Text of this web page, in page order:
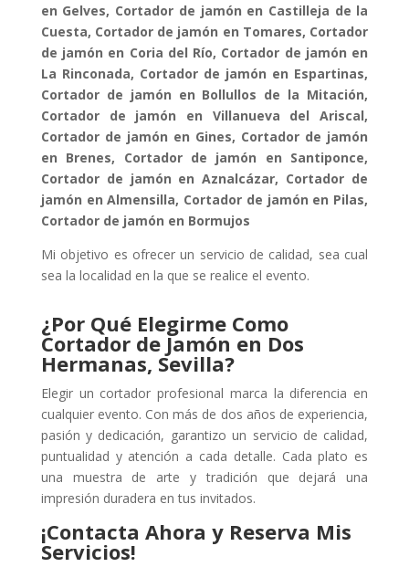
en Gelves, Cortador de jamón en Castilleja de la
Cuesta, Cortador de jamón en Tomares, Cortador
de jamón en Coria del Río, Cortador de jamón en
La Rinconada, Cortador de jamón en Espartinas,
Cortador de jamón en Bollullos de la Mitación,
Cortador de jamón en Villanueva del Ariscal,
Cortador de jamón en Gines, Cortador de jamón
en Brenes, Cortador de jamón en Santiponce,
Cortador de jamón en Aznalcázar, Cortador de
jamón en Almensilla, Cortador de jamón en Pilas,
Cortador de jamón en Bormujos
Mi objetivo es ofrecer un servicio de calidad, sea cual
sea la localidad en la que se realice el evento.
¿Por Qué Elegirme Como
Cortador de Jamón en Dos
Hermanas, Sevilla?
Elegir un cortador profesional marca la diferencia en
cualquier evento. Con más de dos años de experiencia,
pasión y dedicación, garantizo un servicio de calidad,
puntualidad y atención a cada detalle. Cada plato es
una muestra de arte y tradición que dejará una
impresión duradera en tus invitados.
¡Contacta Ahora y Reserva Mis
Servicios!